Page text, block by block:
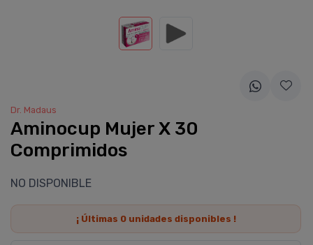
Dr. Madaus
Aminocup Mujer X 30
Comprimidos
NO DISPONIBLE
¡ Últimas 0unidades disponibles !